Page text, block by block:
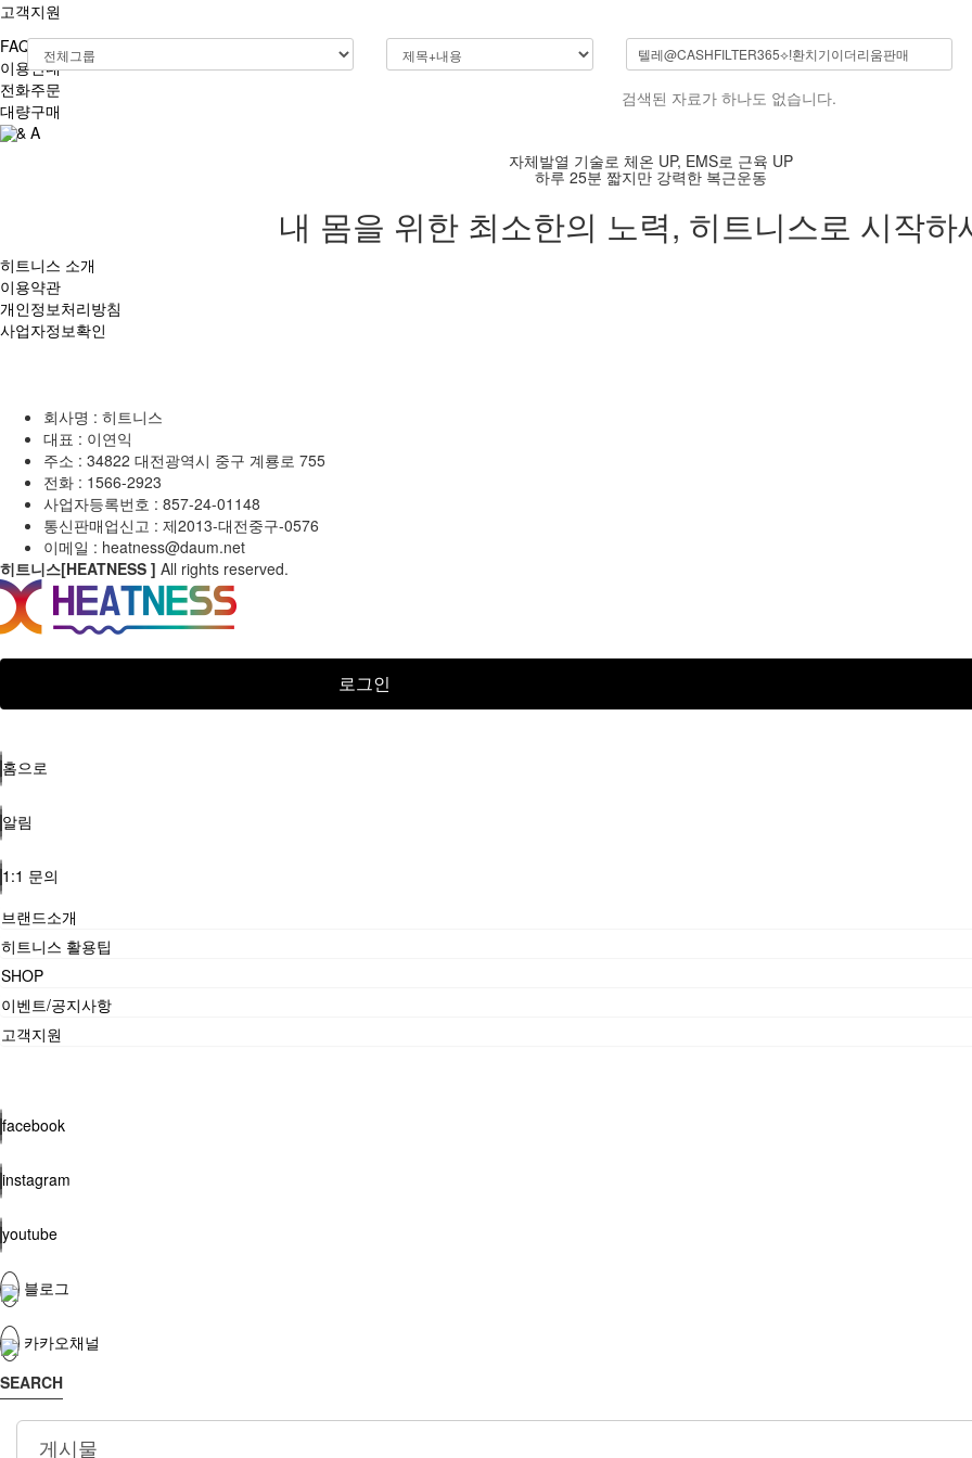
고객지원
FAQ
이용안내
전화주문
대량구매
Q & A
검색된 자료가 하나도 없습니다.
자체발열 기술로 체온 UP, EMS로 근육 UP
하루 25분 짧지만 강력한 복근운동
내 몸을 위한 최소한의 노력, 히트니스로 시작하
히트니스 소개
이용약관
개인정보처리방침
사업자정보확인
회사명 : 히트니스
대표 : 이연익
주소 : 34822 대전광역시 중구 계룡로 755
전화 : 1566-2923
사업자등록번호 : 857-24-01148
통신판매업신고 : 제2013-대전중구-0576
이메일 : heatness@daum.net
히트니스[HEATNESS ] All rights reserved.
로그인
홈으로
알림
1:1 문의
브랜드소개
히트니스 활용팁
SHOP
이벤트/공지사항
고객지원
facebook
instagram
youtube
블로그
카카오채널
SEARCH